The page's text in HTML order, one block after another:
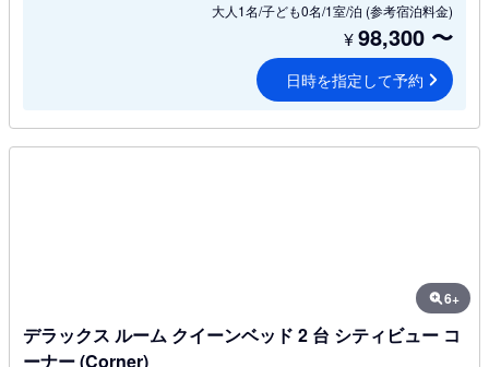
大人1名/子ども0名/1室/泊 (参考宿泊料金)
¥98,300 〜
日時を指定して予約
6+
デラックス ルーム クイーンベッド 2 台 シティビュー コ
ーナー (Corner)